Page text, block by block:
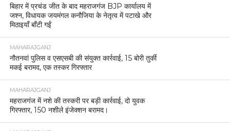
बिहार में प्रचंड जीत के बाद महराजगंज BJP कार्यालय में
जश्न, विधायक जयमंगल कनौजिया के नेतृत्व में पटाखे और
मिठाइयाँ बाँटी गईं
MAHARAJGANJ
नौतनवां पुलिस व एसएसबी की संयुक्त कार्रवाई, 15 बोरी तुर्की
मकई बरामद, एक तस्कर गिरफ्तार
MAHARAJGANJ
महराजगंज में नशे की तस्करी पर बड़ी कार्रवाई, दो युवक
गिरफ्तार, 150 नशीले इंजेक्शन बरामद।